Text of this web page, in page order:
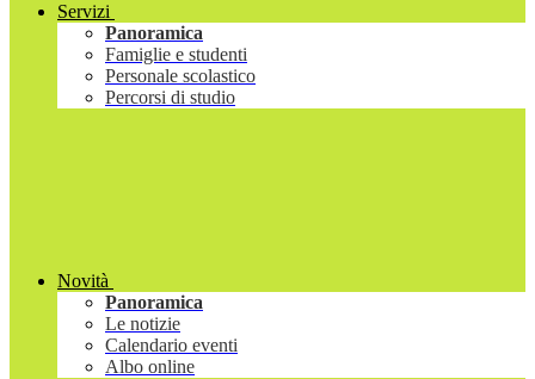
Servizi
Panoramica
Famiglie e studenti
Personale scolastico
Percorsi di studio
Novità
Panoramica
Le notizie
Calendario eventi
Albo online